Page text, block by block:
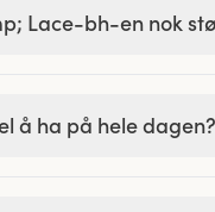
Lace-bh-en nok
å ha på hele dagen?